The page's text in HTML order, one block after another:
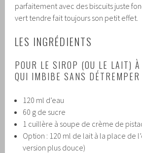
parfaitement avec des biscuits juste
vert tendre fait toujours son petit effet.
LES INGRÉDIENTS
POUR LE SIROP (OU LE LAIT)
QUI IMBIBE SANS DÉTREMPER
120 ml d’eau
60 g de sucre
1 cuillère à soupe de crème de
Option : 120 ml de lait à la place de
version plus douce)